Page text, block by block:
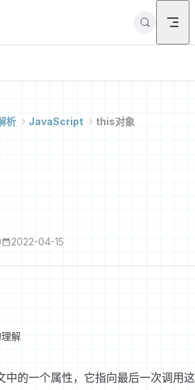
析 JavaScript this对象
2022-04-15
解
中的一个属性，它指向最后一次调用